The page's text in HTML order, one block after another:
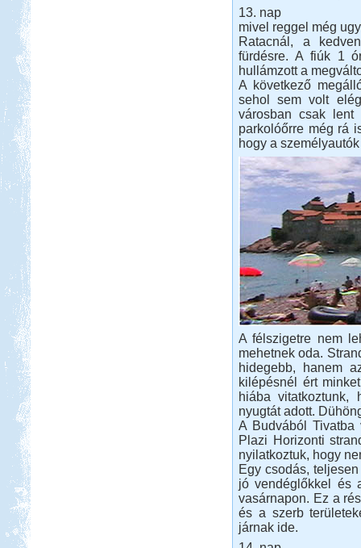
13. nap
mivel reggel még
Ratacnál, a
fürdésre. A fiúk 1
hullámzott a
A következő
sehol sem volt
városban csak
parkolóőrre még rá
hogy a
A félszigetre nem
mehetnek oda.
hidegebb, hanem
kilépésnél ért
hiába vitatkoztunk,
nyugtát adott.
A Budvából
Plazi Horizonti
nyilatkoztuk, hogy
Egy csodás,
jó vendéglőkkel és
vasárnapon. Ez a
és a szerb
járnak ide.